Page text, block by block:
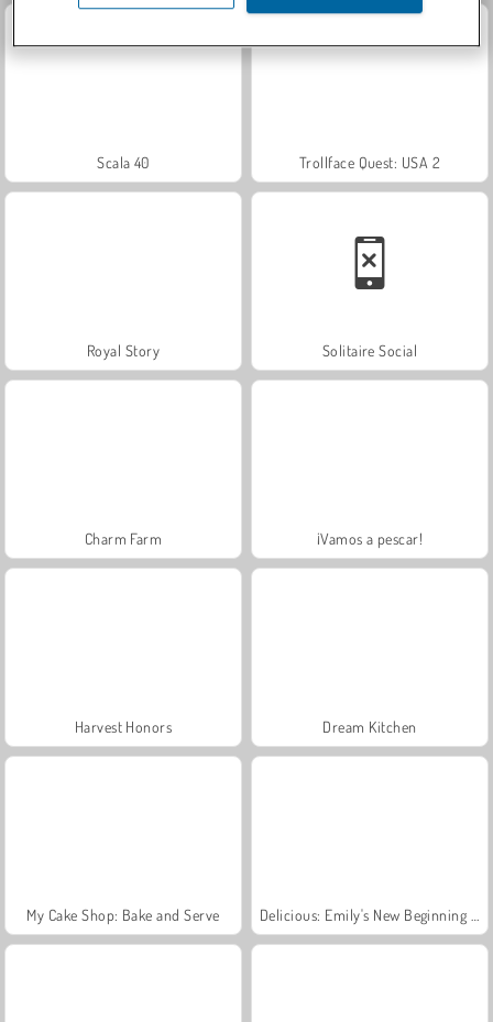
Scala 40 Trollface Quest: USA 2
Royal Story Solitaire Social
Charm Farm ¡Vamos a pescar!
Harvest Honors Dream Kitchen
My Cake Shop: Bake and Serve